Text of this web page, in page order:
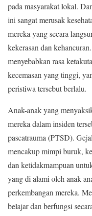
pada masyarakat lokal.
ini sangat merusak
mereka yang secara
kekerasan dan
menyebabkan rasa
kecemasan yang tinggi,
peristiwa tersebut berlalu.
Anak-anak yang
mereka dalam insiden
pascatrauma (PTSD).
mencakup mimpi buruk,
dan ketidakmampuan
yang di alami oleh anak-
perkembangan mereka.
belajar dan berfungsi